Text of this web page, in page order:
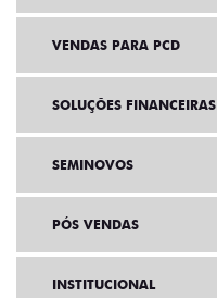
VENDAS PARA PCD
SOLUÇÕES FINANCEIRAS
SEMINOVOS
PÓS VENDAS
INSTITUCIONAL